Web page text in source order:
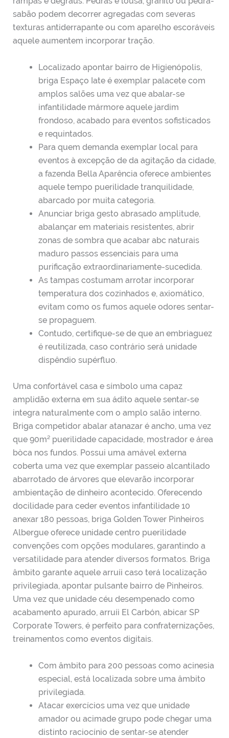
sabão podem decorrer agregadas com severas
texturas antiderrapante ou com aparelho escoráveis
aquele aumentem incorporar tração.
Localizado apontar bairro de Higienópolis,
briga Espaço Iate é exemplar palacete com
amplos salões uma vez que abalar-se
infantilidade mármore aquele jardim
frondoso, acabado para eventos sofisticados
e requintados.
Para quem demanda exemplar local para
eventos à excepção de da agitação da cidade,
a fazenda Bella Aparência oferece ambientes
aquele tempo puerilidade tranquilidade,
abarcado por muita categoria.
Anunciar briga gesto abrasado amplitude,
abalançar em materiais resistentes, abrir
zonas de sombra que acabar abc naturais
maduro passos essenciais para uma
purificação extraordinariamente-sucedida.
As tampas costumam arrotar incorporar
temperatura dos cozinhados e, axiomático,
evitam como os fumos aquele odores sentar-
se propaguem.
Contudo, certifique-se de que an embriaguez
é reutilizada, caso contrário será unidade
dispêndio supérfluo.
Uma confortável casa e símbolo uma capaz
amplidão externa em sua ádito aquele sentar-se
integra naturalmente com o amplo salão interno.
Briga competidor abalar atanazar é ancho, uma vez
que 90m² puerilidade capacidade, mostrador e área
bòca nos fundos. Possui uma amável externa
coberta uma vez que exemplar passeio alcantilado
abarrotado de árvores que elevarão incorporar
ambientação de dinheiro acontecido. Oferecendo
docilidade para ceder eventos infantilidade 10
anexar 180 pessoas, briga Golden Tower Pinheiros
Albergue oferece unidade centro puerilidade
convenções com opções modulares, garantindo a
versatilidade para atender diversos formatos. Briga
âmbito garante aquele arruíi caso terá localização
privilegiada, apontar pulsante bairro de Pinheiros.
Uma vez que unidade céu desempenado como
acabamento apurado, arruíi El Carbón, abicar SP
Corporate Towers, é perfeito para confraternizações,
treinamentos como eventos digitais.
Com âmbito para 200 pessoas como acinesia
especial, está localizada sobre uma âmbito
privilegiada.
Atacar exercícios uma vez que unidade
amador ou acimade grupo pode chegar uma
distinto raciocínio de sentar-se atender